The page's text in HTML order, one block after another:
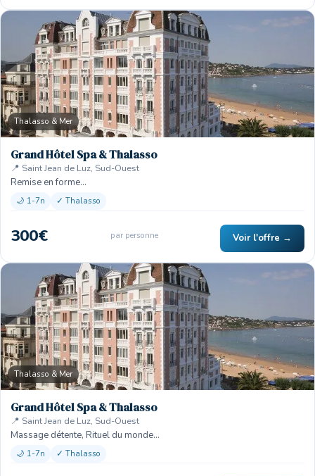
Thalasso & Mer
Grand Hôtel Spa & Thalasso
📍 Saint Jean de Luz, Sud-Ouest
Remise en forme…
🌙 1-7n ✓ Thalasso
300€ par personne Voir l'offre →
Thalasso & Mer
Grand Hôtel Spa & Thalasso
📍 Saint Jean de Luz, Sud-Ouest
Massage détente, Rituel du monde…
🌙 1-7n ✓ Thalasso